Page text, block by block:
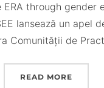
ERA through gender
lansează un apel
Comunității de
READ MORE